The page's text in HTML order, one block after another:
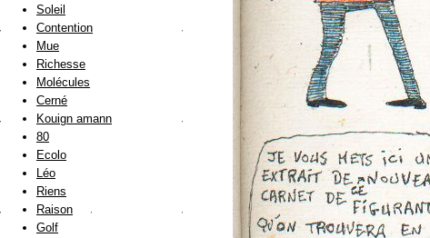
Soleil
Contention
Mue
Richesse
Molécules
Cerné
Kouign amann
80
Ecolo
Léo
Riens
Raison
Golf